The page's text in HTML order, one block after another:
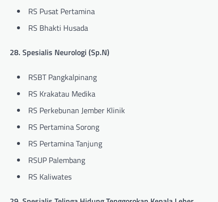
RS Pusat Pertamina
RS Bhakti Husada
28. Spesialis Neurologi (Sp.N)
RSBT Pangkalpinang
RS Krakatau Medika
RS Perkebunan Jember Klinik
RS Pertamina Sorong
RS Pertamina Tanjung
RSUP Palembang
RS Kaliwates